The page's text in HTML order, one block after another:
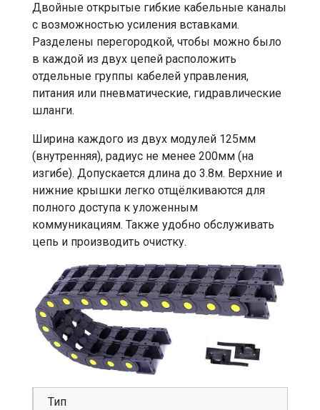
Двойные открытые гибкие кабельные каналы
с возможностью усиления вставками.
Разделены перегородкой, чтобы можно было
в каждой из двух цепей расположить
отдельные группы кабелей управления,
питания или пневматические, гидравлические
шланги.
Ширина каждого из двух модулей 125мм
(внутренняя), радиус не менее 200мм (на
изгибе). Допускается длина до 3.8м. Верхние и
нижние крышки легко отщёлкиваются для
полного доступа к уложенным
коммуникациям. Также удобно обслуживать
цепь и производить очистку.
Тип